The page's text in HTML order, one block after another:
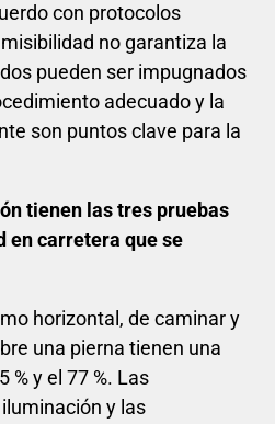
con protocolos
no garantiza la
pueden ser impugnados
adecuado y la
son puntos clave para la
tienen las tres pruebas
en carretera que se
horizontal, de caminar y
una pierna tienen una
% y el 77 %. Las
y las